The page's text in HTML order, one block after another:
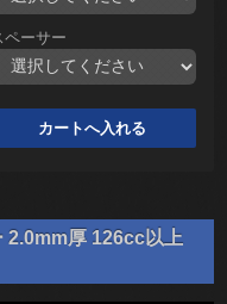
ペーサー
2.0mm厚 126cc以上